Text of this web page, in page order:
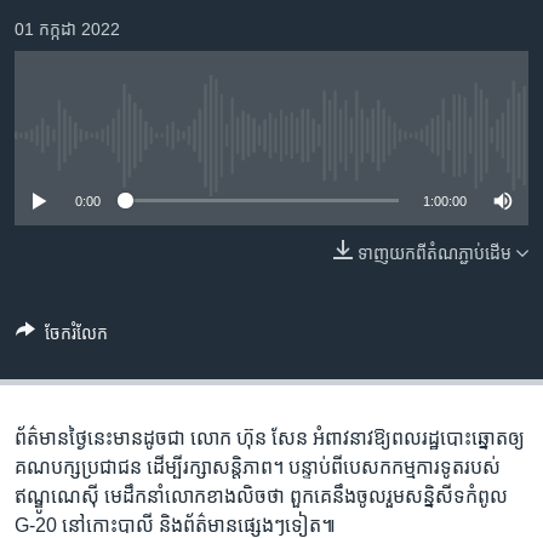
និង​
រំលង​
កាន់​
ស្វែង​
ទូរទស្សន៍ / វីដេអូ​
01 កក្កដា 2022
0:00 1:00:00
ទាញ​យក​ពី​តំណភ្ជាប់​ដើម
ចែករំលែក
ព័ត៌មាន​ថ្ងៃនេះ​មានដូចជា លោក ហ៊ុន សែន អំពាវ​នាវ​ឱ្យ​ពលរដ្ឋ​បោះ​ឆ្នោត​ឲ្យ​
គណបក្ស​ប្រជាជន ដើម្បី​រក្សា​សន្តិ​ភាព។ បន្ទាប់​ពី​បេសក​កម្ម​ការទូត​របស់​
ឥណ្ឌូណេស៊ី ​មេ​ដឹកនាំ​លោក​ខាង​លិច​ថា ​ពួក​គេ​នឹង​ចូលរួម​សន្និសីទ​កំពូល​
G-20 ​នៅ​កោះ​បាលី និង​ព័ត៌មាន​ផ្សេងៗទៀត៕